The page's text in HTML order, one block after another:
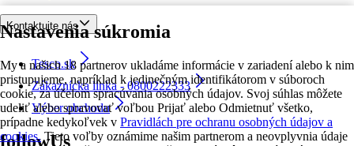
Nastavenia súkromia
My a našich 18 partnerov ukladáme informácie v zariadení alebo k nim
pristupujeme, napríklad k jedinečným identifikátorom v súboroch
cookie, za účelom spracúvania osobných údajov. Svoj súhlas môžete
udeliť alebo spravovať voľbou Prijať alebo Odmietnuť všetko,
prípadne kedykoľvek v Pravidlách pre ochranu osobných údajov a
cookies. Tieto voľby oznámime našim partnerom a neovplyvnia údaje
Kontaktujte nás
Tesco.sk
Zákaznícka linka - 0800222333
Výber obchodu
followUs